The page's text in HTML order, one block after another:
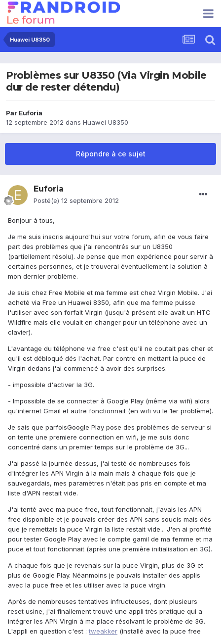
Huawei U8350
Problèmes sur U8350 (Via Virgin Mobile
dur de rester détendu)
Par Euforia
12 septembre 2012 dans Huawei U8350
Répondre à ce sujet
Euforia
Posté(e) 12 septembre 2012
Bonjour à tous,
Je me suis inscris aujourd'hui sur votre forum, afin de vous faire
part des problèmes que j'ai rencontrés sur un U8350
(partiellement résolu). Je pense que mon expérience pour servir à
certaines personnes, et je trouverai éventuellement la solution à
mon dernier problème.
Je suis chez Free Mobile et ma femme est chez Virgin Mobile. J'ai
acheté via Free un Huawei 8350, afin que ma femme puisse
l'utiliser avec son forfait Virgin (jusqu'à présent elle avait un HTC
Wildfire mais elle voulait en changer pour un téléphone avec un
clavier).
L'avantage du téléphone via free c'est qu'il ne coutait pas cher et
qu'il est débloqué dés l'achat. Par contre en mettant la puce de
Virgin dedans j'ai commencé à avoir des surprises.
- impossible d'activer la 3G.
- Impossible de se connecter à Google Play (même via wifi) alors
qu'internet Gmail et autre fonctionnait (en wifi vu le 1er problème).
Je sais que parfoisGoogle Play pose des problèmes de serveur si
on tente une premiere connection en wifi, je me suis donc
concentré dans un premier temps sur le problème de 3G...
J'ai passé la journée dessus, j'ai testé de nombreuses fois
d'intégrer les APN Virgin à la main mais à chaque fois que je
sauvegardais, mes paramètres n'était pas pris en compte et ma
liste d'APN restait vide.
J'ai tenté avec ma puce free, tout fonctionnait, j'avais les APN
free disponible et je pouvais créer des APN sans soucis mais dés
que je remettais la puce Virgin la liste restait vide... J'en ai proffité
pour tester Google Play avec le compte gamil de ma femme et ma
puce et tout fonctionnait (après une première initialisation en 3G).
A chaque fois que je revenais sur la puce Virgin, plus de 3G et
plus de Google Play. Néanmoins je pouvais installer des applis
avec la puce free et les utiliser avec la puce virgin.
Après de nombreuses tentatives infructeuses, dont plusieurs
reset usine, j'ai finallement trouvé une appli très pratique qui a
intégrer les APN Virgin à ma place résolvant le problème de 3G.
L'appli en question c'est :tweakker (installé avec la puce free